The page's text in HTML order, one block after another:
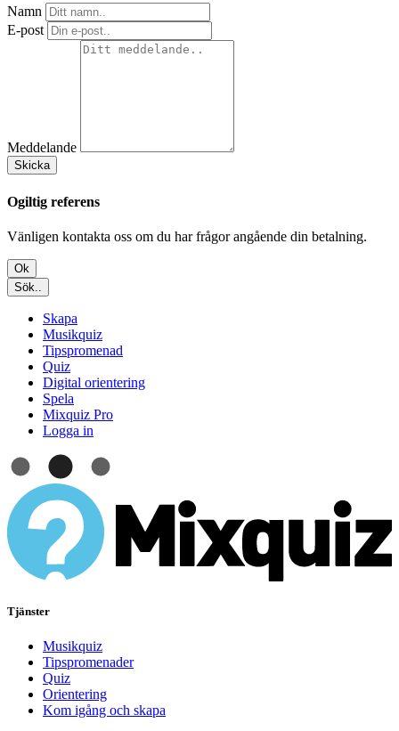
Namn
E-post
Meddelande
Skicka
Ogiltig referens
Vänligen kontakta oss om du har frågor angående din betalning.
Ok
Sök..
Skapa
Musikquiz
Tipspromenad
Quiz
Digital orientering
Spela
Mixquiz Pro
Logga in
Tjänster
Musikquiz
Tipspromenader
Quiz
Orientering
Kom igång och skapa